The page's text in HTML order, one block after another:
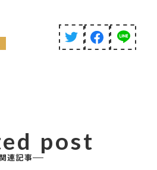
post
連記事